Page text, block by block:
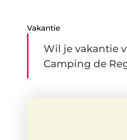
Vakantie
Wil je vakantie
Camping de